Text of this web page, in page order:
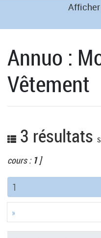
Annuo :
Vêtement
3 résultats
cours : 1]
1
»